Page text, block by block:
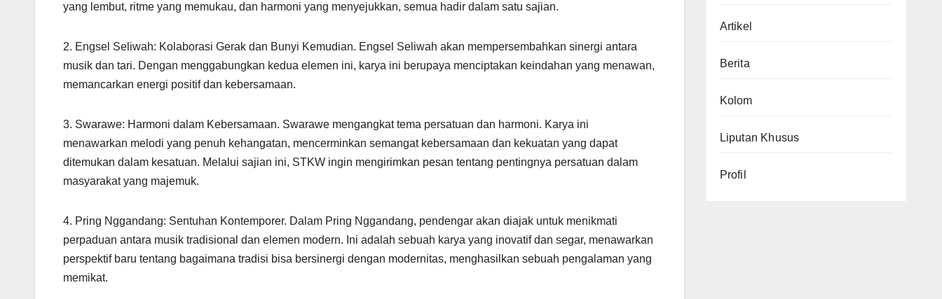
yang lembut, ritme yang memukau, dan harmoni yang menyejukkan, semua hadir dalam satu sajian.
2. Engsel Seliwah: Kolaborasi Gerak dan Bunyi Kemudian. Engsel Seliwah akan mempersembahkan sinergi antara
musik dan tari. Dengan menggabungkan kedua elemen ini, karya ini berupaya menciptakan keindahan yang menawan,
memancarkan energi positif dan kebersamaan.
3. Swarawe: Harmoni dalam Kebersamaan. Swarawe mengangkat tema persatuan dan harmoni. Karya ini
menawarkan melodi yang penuh kehangatan, mencerminkan semangat kebersamaan dan kekuatan yang dapat
ditemukan dalam kesatuan. Melalui sajian ini, STKW ingin mengirimkan pesan tentang pentingnya persatuan dalam
masyarakat yang majemuk.
4. Pring Nggandang: Sentuhan Kontemporer. Dalam Pring Nggandang, pendengar akan diajak untuk menikmati
perpaduan antara musik tradisional dan elemen modern. Ini adalah sebuah karya yang inovatif dan segar, menawarkan
perspektif baru tentang bagaimana tradisi bisa bersinergi dengan modernitas, menghasilkan sebuah pengalaman yang
memikat.
Artikel
Berita
Kolom
Liputan Khusus
Profil